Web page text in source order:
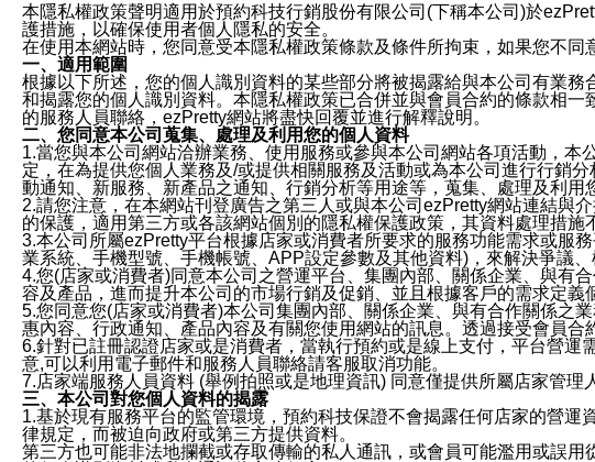
本隱私權政策聲明適用於預約科技行銷股份有限公司(下稱本公司)於
護措施，以確保使用者個人隱私的安全。
在使用本網站時，您同意受本隱私權政策條款及條件所拘束，如果您不同
一、適用範圍
根據以下所述，您的個人識別資料的某些部分將被揭露給與本公司有業
和揭露您的個人識別資料。本隱私權政策已合併並與會員合約的條款相
的服務人員聯絡，ezPretty網站將盡快回覆並進行解釋說明。
二、您同意本公司蒐集、處理及利用您的個人資料
1.當您與本公司網站洽辦業務、使用服務或參與本公司網站各項活動，
定，在為提供您個人業務及/或提供相關服務及活動或為本公司進行行銷
動通知、新服務、新產品之通知、行銷分析等用途等，蒐集、處理及利用
2.請您注意，在本網站刊登廣告之第三人或與本公司ezPretty網站連結與
的保護，適用第三方或各該網站個別的隱私權保護政策，其資料處理措
3.本公司所屬ezPretty平台根據店家或消費者所要求的服務功能需求或服
業系統、手機型號、手機帳號、APP設定參數及其他資料)，來解決爭議
4.您(店家或消費者)同意本公司之營運平台、集團內部、關係企業、與有
容及產品，進而提升本公司的市場行銷及促銷、並且根據客戶的需求定
5.您同意您(店家或消費者)本公司集團內部、關係企業、與有合作關係之
惠內容、行政通知、產品內容及有關您使用網站的訊息。透過接受會員
6.針對已註冊認證店家或是消費者，當執行預約或是線上支付，平台營
意,可以利用電子郵件和服務人員聯絡請客服取消功能。
7.店家端服務人員資料 (舉例拍照或是地理資訊) 同意僅提供所屬店家管
三、本公司對您個人資料的揭露
1.基於現有服務平台的監管環境，預約科技保證不會揭露任何店家的營
律規定，而被迫向政府或第三方提供資料。
第三方也可能非法地攔截或存取傳輸的私人通訊，或會員可能濫用或誤